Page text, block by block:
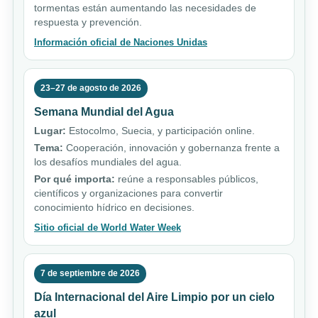
tormentas están aumentando las necesidades de
respuesta y prevención.
Información oficial de Naciones Unidas
23–27 de agosto de 2026
Semana Mundial del Agua
Lugar: Estocolmo, Suecia, y participación online.
Tema: Cooperación, innovación y gobernanza frente a
los desafíos mundiales del agua.
Por qué importa: reúne a responsables públicos,
científicos y organizaciones para convertir
conocimiento hídrico en decisiones.
Sitio oficial de World Water Week
7 de septiembre de 2026
Día Internacional del Aire Limpio por un cielo
azul